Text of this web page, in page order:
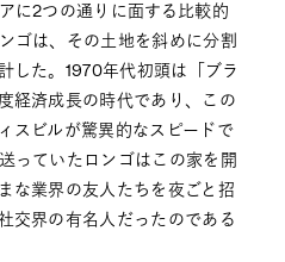
に2つの通りに面する比較的
ゴは、その土地を斜めに分割
した。1970年代初頭は「ブラ
経済成長の時代であり、この
スビルが驚異的なスピードで
っていたロンゴはこの家を開
な業界の友人たちを夜ごと招
交界の有名人だったのである